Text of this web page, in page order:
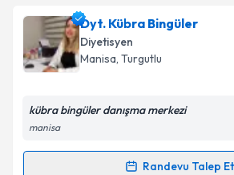
Takvim Talebini
Uzm. Dyt. Fulya Kavala Bafalı
talebi oluşturun. Size bu uzmandan
için bir takvim hazırlandığında e-
bilgilendireceğiz.
Dyt. Kübra Bingüler
Diyetisyen
Manisa, Turgutlu
kübra bingüler danışma merkezi
manisa
Randevu Talep Et